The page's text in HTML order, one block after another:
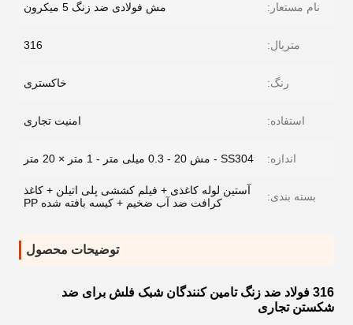
نام مستعار: مش فولادی ضد زنگ 5 میکرون
متریال: 316
رنگ: خاکستری
استفاده: امنیت تجاری
اندازه: SS304 - مش 20 - 0.3 میلی متر - 1 متر × 20 متر
بسته بندی:
آستین لوله کاغذی + فیلم کششی پلی اتیلن + کاغذ
کرافت ضد آب ضخیم + کیسه بافته شده PP
توضیحات محصول
316 فولاد ضد زنگ تامین کنندگان شبک فلش برای ضد
شکستن تجاری